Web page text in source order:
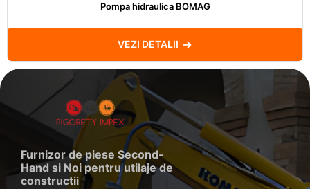
Pompa hidraulica BOMAG
VEZI DETALII
Furnizor de piese Second-
Hand si Noi pentru utilaje de
constructii